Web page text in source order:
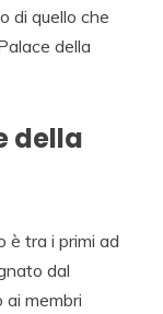
di quello che
della
della
è tra i primi ad
dal
membri